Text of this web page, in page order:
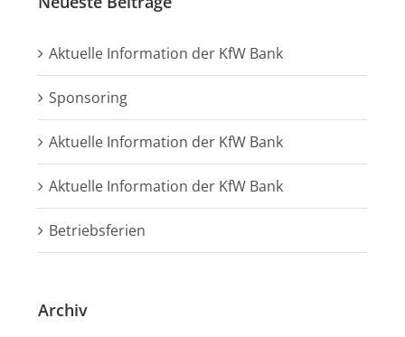
Aktuelle Information der KfW Bank
Sponsoring
Aktuelle Information der KfW Bank
Aktuelle Information der KfW Bank
Betriebsferien
Archiv